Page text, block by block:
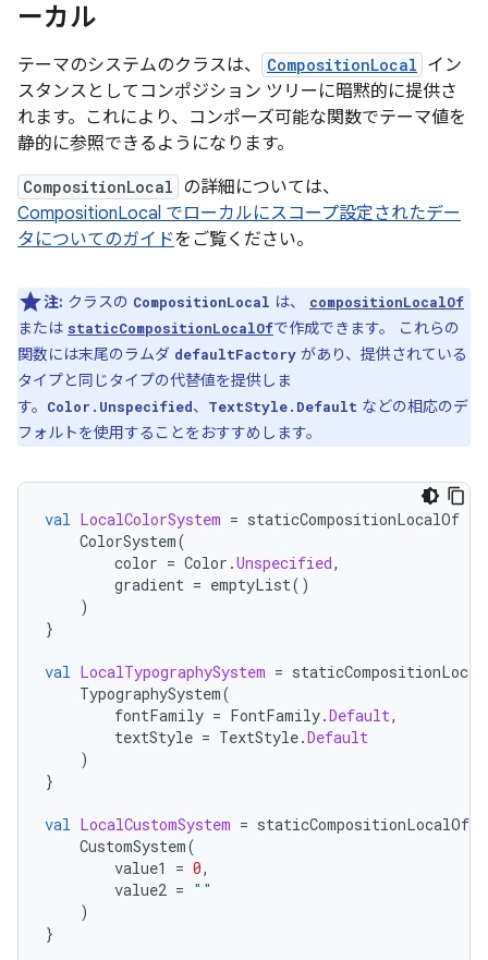
ーカル
テーマのシステムのクラスは、 CompositionLocal イン
スタンスとしてコンポジション ツリーに暗黙的に提供さ
れます。これにより、コンポーズ可能な関数でテーマ値を
静的に参照できるようになります。
CompositionLocal の詳細については、
CompositionLocal でローカルにスコープ設定されたデー
タについてのガイドをご覧ください。
注: クラスの CompositionLocal は、 compositionLocalOf
または staticCompositionLocalOfで作成できます。 これらの
関数には末尾のラムダ defaultFactory があり、提供されている
タイプと同じタイプの代替値を提供しま
す。
Color.Unspecified、 TextStyle.Default などの相応のデ
フォルトを使用することをおすすめします。
val LocalColorSystem = staticCompositionLocalOf
ColorSystem(
color = Color .Unspecified,
gradient = emptyList()
)
}
val LocalTypographySystem =
TypographySystem(
fontFamily = FontFamily.Default,
textStyle = TextStyle.Default
)
}
val LocalCustomSystem = staticCompositionLocalOf
CustomSystem(
value1
= 0,
value2 = ""
)
}